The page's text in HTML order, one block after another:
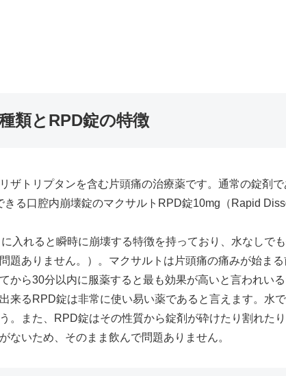
類とRPD錠の特徴
ザトリプタンを含む片頭痛の治療薬です。通常の錠剤で
きる口腔内崩壊錠のマクサルトRPD錠10mg（Rapid
入れると瞬時に崩壊する特徴を持っており、水なしで
題ありません。）。マクサルトは片頭痛の痛みが始ま
から30分以内に服薬すると最も効果が高いと言われい
来るRPD錠は非常に使い易い薬であると言えます。水
。また、RPD錠はその性質から錠剤が砕けたり割れた
ないため、そのまま飲んで問題ありません。